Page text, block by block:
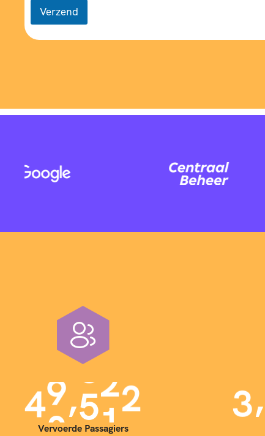
Verzend
40,000
Vervoerde Passagiers
3,